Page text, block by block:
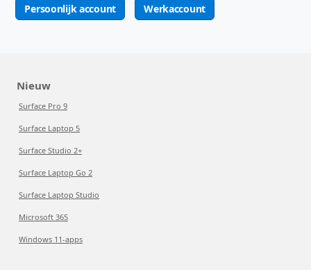
Persoonlijk account Werkaccount
Nieuw
Surface Pro 9
Surface Laptop 5
Surface Studio 2+
Surface Laptop Go 2
Surface Laptop Studio
Microsoft 365
Windows 11-apps